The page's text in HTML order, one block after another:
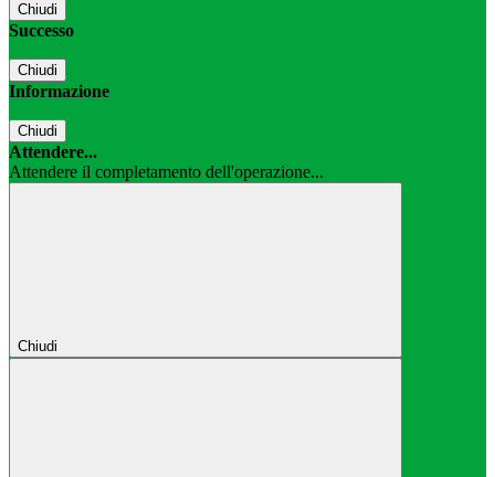
Chiudi
Successo
Chiudi
Informazione
Chiudi
Attendere...
Attendere il completamento dell'operazione...
Chiudi